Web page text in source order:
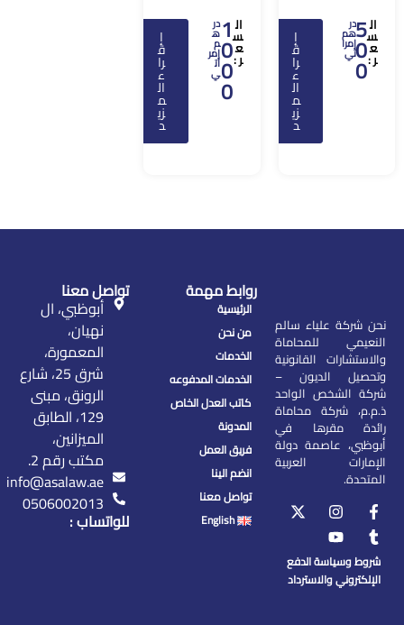
ال
س
ع
ر :
5
0
0
در
هم
إمرا
تي
إ
ق
را
ء
ال
م
زي
د
ال
س
ع
ر :
1
0
0
0
در
ه
م
إمر
ات
ي
إ
ق
را
ء
ال
م
زي
د
نحن شركة علياء سالم
النعيمي للمحاماة
والاستشارات القانونية
وتحصيل الديون –
شركة الشخص الواحد
ذ.م.م، شركة محاماة
رائدة مقرها في
أبوظبي، عاصمة دولة
الإمارات العربية
المتحدة.
شروط وسياسة الدفع
الإلكتروني والاسترداد
روابط مهمة
الرئيسية
من نحن
الخدمات
الخدمات المدفوعه
كاتب العدل الخاص
المدونة
فريق العمل
انضم الينا
تواصل معنا
English
تواصل معنا
أبوظبي، ال
نهيان،
المعمورة،
شرق 25، شارع
الرونق، مبنى
129، الطابق
الميزانين،
مكتب رقم 2.
info@asalaw.ae
0506002013
للواتساب :